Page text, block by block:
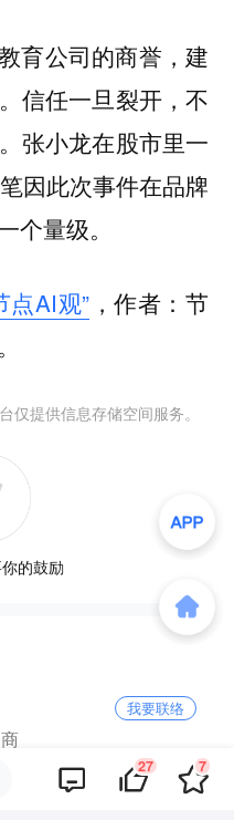
育公司的商誉，建
信任一旦裂开，不
张小龙在股市里一
因此次事件在品牌
个量级。
点AI观” ，作者：节
仅提供信息存储空间服务。
的鼓励
我要联络
27 7